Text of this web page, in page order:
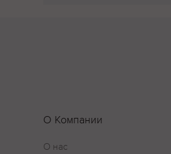
О Компании
О нас